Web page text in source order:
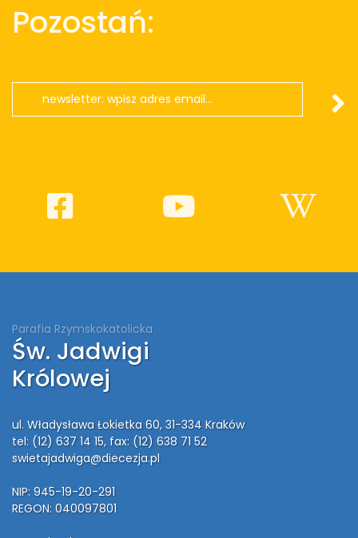
Pozostań:
Parafia Rzymskokatolicka
Św. Jadwigi
Królowej
ul. Władysława Łokietka 60, 31-334 Kraków
tel: (12) 637 14 15, fax: (12) 638 71 52
swietajadwiga@diecezja.pl
NIP: 945-19-20-291
REGON: 040097801